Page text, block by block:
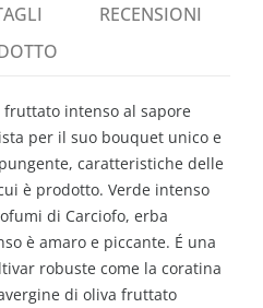
RECENSIONI
fruttato intenso al sapore
per il suo bouquet unico e
caratteristiche delle
è prodotto. Verde intenso
di Carciofo, erba
è amaro e piccante. É una
robuste come la coratina
di oliva fruttato